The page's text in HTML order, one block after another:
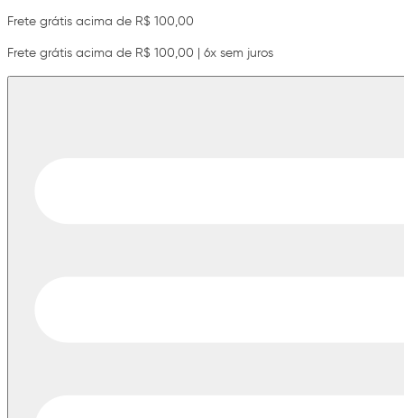
Frete grátis acima de R$ 100,00
Frete grátis acima de R$ 100,00 | 6x sem juros